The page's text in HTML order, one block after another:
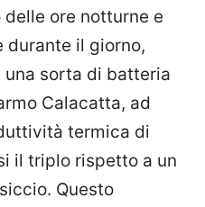
ore notturne e
durante il giorno,
sorta di batteria
Calacatta, ad
termica di
il triplo rispetto a un
Questo